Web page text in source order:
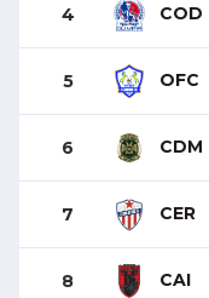
4 COD
5 OFC
6 CDM
7 CER
8 CAI